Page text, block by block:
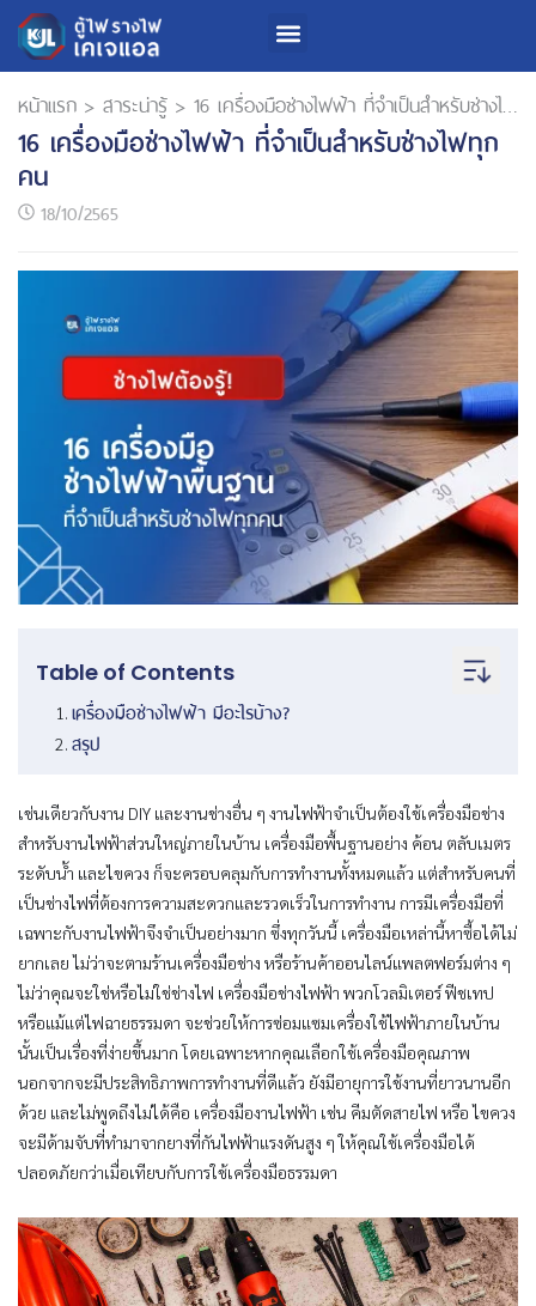
หน้าแรก > สาระน่ารู้ > 16 เครื่องมือช่างไฟฟ้า ที่จำเป็นสำหรับช่างไฟทุกคน
16 เครื่องมือช่างไฟฟ้า ที่จำเป็นสำหรับช่างไฟทุก
คน
18/10/2565
Table of Contents
เครื่องมือช่างไฟฟ้า มีอะไรบ้าง?
สรุป
เช่นเดียวกับงาน DIY และงานช่างอื่น ๆ งานไฟฟ้าจำเป็นต้องใช้เครื่องมือช่าง
สำหรับงานไฟฟ้าส่วนใหญ่ภายในบ้าน เครื่องมือพื้นฐานอย่าง ค้อน ตลับเมตร
ระดับน้ำ และไขควง ก็จะครอบคลุมกับการทำงานทั้งหมดแล้ว แต่สำหรับคนที่
เป็นช่างไฟที่ต้องการความสะดวกและรวดเร็วในการทำงาน การมีเครื่องมือที่
เฉพาะกับงานไฟฟ้าจึงจำเป็นอย่างมาก ซึ่งทุกวันนี้ เครื่องมือเหล่านี้หาซื้อได้ไม่
ยากเลย ไม่ว่าจะตามร้านเครื่องมือช่าง หรือร้านค้าออนไลน์แพลตฟอร์มต่าง ๆ
ไม่ว่าคุณจะใช่หรือไม่ใช่ช่างไฟ เครื่องมือช่างไฟฟ้า พวกโวลมิเตอร์ ฟีชเทป
หรือแม้แต่ไฟฉายธรรมดา จะช่วยให้การซ่อมแซมเครื่องใช้ไฟฟ้าภายในบ้าน
นั้นเป็นเรื่องที่ง่ายขึ้นมาก โดยเฉพาะหากคุณเลือกใช้เครื่องมือคุณภาพ
นอกจากจะมีประสิทธิภาพการทำงานที่ดีแล้ว ยังมีอายุการใช้งานที่ยาวนานอีก
ด้วย และไม่พูดถึงไม่ได้คือ เครื่องมืองานไฟฟ้า เช่น คีมตัดสายไฟ หรือ ไขควง
จะมีด้ามจับที่ทำมาจากยางที่กันไฟฟ้าแรงดันสูง ๆ ให้คุณใช้เครื่องมือได้
ปลอดภัยกว่าเมื่อเทียบกับการใช้เครื่องมือธรรมดา